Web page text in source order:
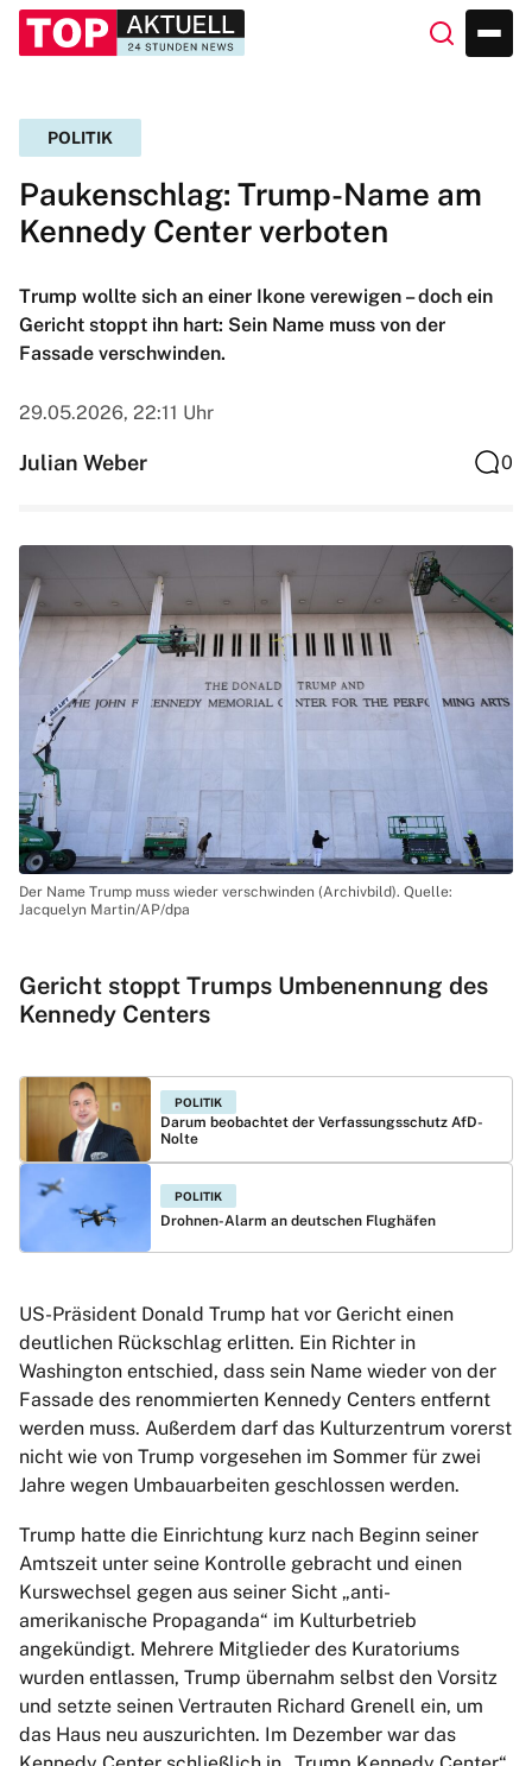
POLITIK
Paukenschlag: Trump-Name am
Kennedy Center verboten
Trump wollte sich an einer Ikone verewigen – doch ein
Gericht stoppt ihn hart: Sein Name muss von der
Fassade verschwinden.
29.05.2026, 22:11 Uhr
Julian Weber 0
Der Name Trump muss wieder verschwinden (Archivbild). Quelle:
Jacquelyn Martin/AP/dpa
Gericht stoppt Trumps Umbenennung des
Kennedy Centers
POLITIK
Darum beobachtet der Verfassungsschutz AfD-
Nolte
POLITIK
Drohnen-Alarm an deutschen Flughäfen
US-Präsident Donald Trump hat vor Gericht einen
deutlichen Rückschlag erlitten. Ein Richter in
Washington entschied, dass sein Name wieder von der
Fassade des renommierten Kennedy Centers entfernt
werden muss. Außerdem darf das Kulturzentrum vorerst
nicht wie von Trump vorgesehen im Sommer für zwei
Jahre wegen Umbauarbeiten geschlossen werden.
Trump hatte die Einrichtung kurz nach Beginn seiner
Amtszeit unter seine Kontrolle gebracht und einen
Kurswechsel gegen aus seiner Sicht „anti-
amerikanische Propaganda“ im Kulturbetrieb
angekündigt. Mehrere Mitglieder des Kuratoriums
wurden entlassen, Trump übernahm selbst den Vorsitz
und setzte seinen Vertrauten Richard Grenell ein, um
das Haus neu auszurichten. Im Dezember war das